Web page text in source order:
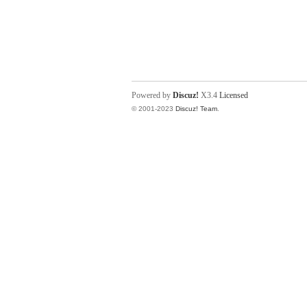
Powered by Discuz! X3.4 Licensed
© 2001-2023 Discuz! Team